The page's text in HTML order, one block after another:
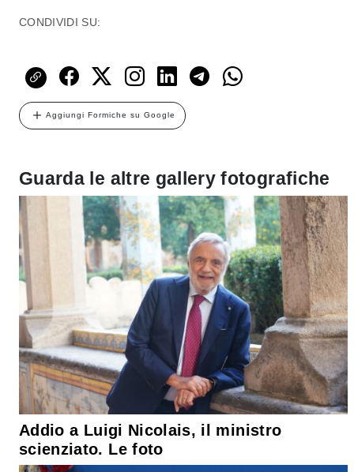
CONDIVIDI SU:
Aggiungi Formiche su Google
Guarda le altre gallery fotografiche
Addio a Luigi Nicolais, il ministro
scienziato. Le foto